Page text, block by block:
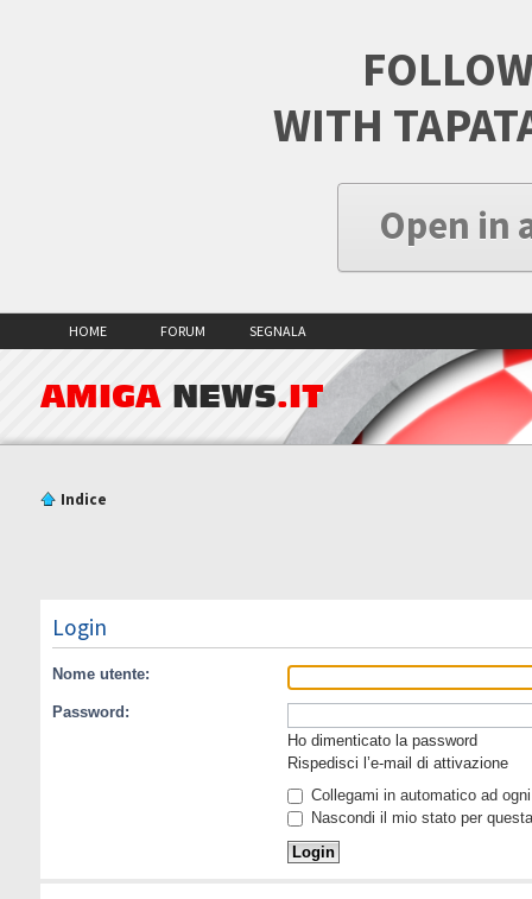
WITH
Open in
HOME FORUM SEGNALA
AMIGA NEWS.IT
Indice
Login
Nome utente:
Password:
Ho dimenticato la password
Rispedisci l’e-mail di attivazione
Collegami in automatico ad
Nascondi il mio stato per